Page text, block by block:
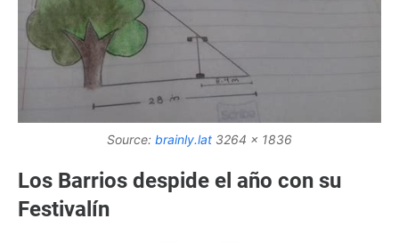
Source: brainly.lat 3264 x 1836
Los Barrios despide el año con su
Festivalín